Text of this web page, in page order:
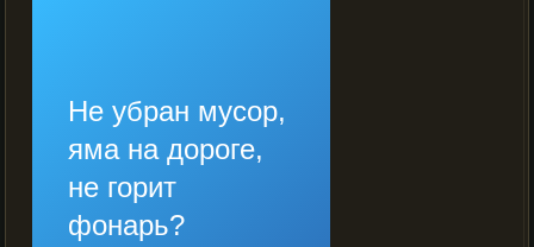
Не убран мусор,
яма на дороге,
не горит
фонарь?